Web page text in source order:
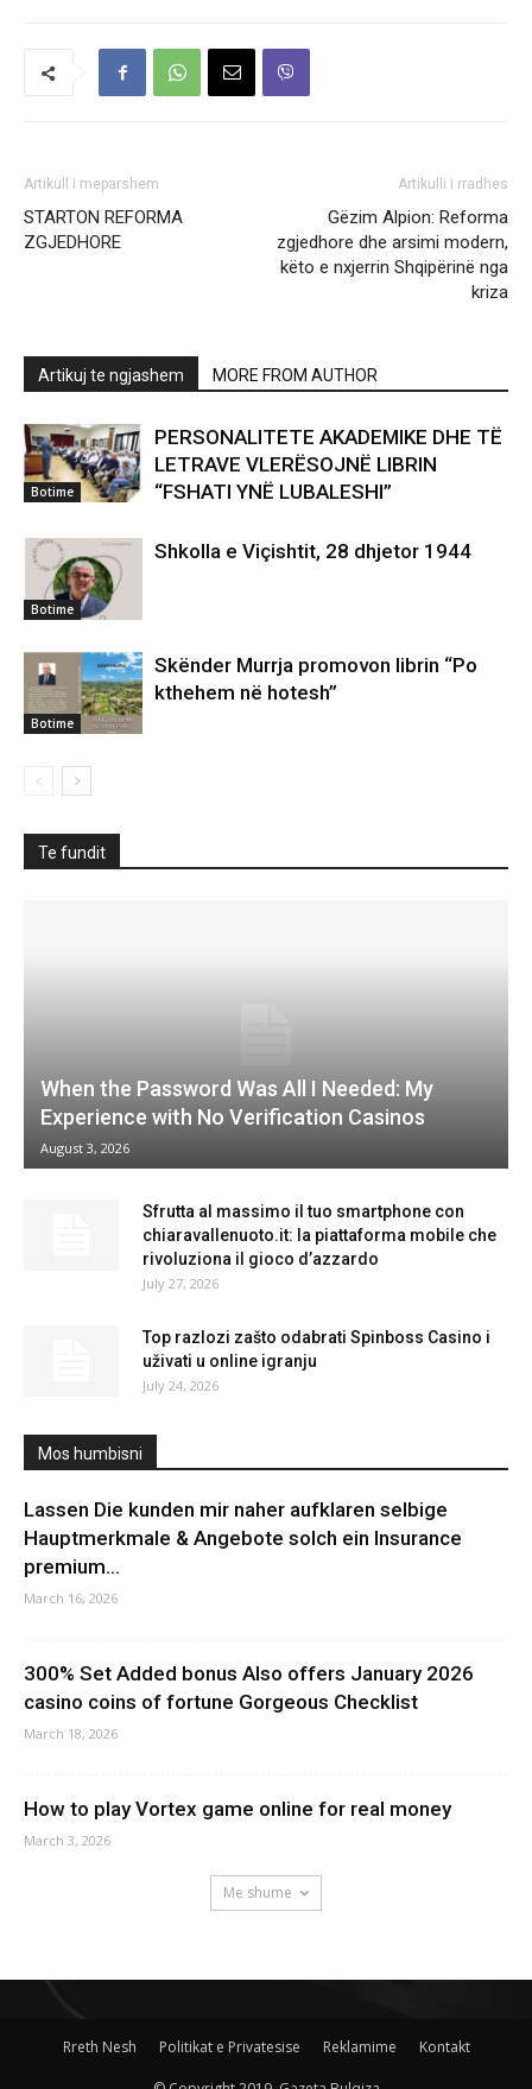
Artikull i meparshem
STARTON REFORMA
ZGJEDHORE
Artikulli i rradhes
Gëzim Alpion: Reforma
zgjedhore dhe arsimi modern,
këto e nxjerrin Shqipërinë nga
kriza
Artikuj te ngjashem MORE FROM AUTHOR
Botime
PERSONALITETE AKADEMIKE DHE TË
LETRAVE VLERËSOJNË LIBRIN
“FSHATI YNË LUBALESHI”
Botime
Shkolla e Viçishtit, 28 dhjetor 1944
Botime
Skënder Murrja promovon librin “Po
kthehem në hotesh”
Te fundit
When the Password Was All I Needed: My
Experience with No Verification Casinos
August 3, 2026
Sfrutta al massimo il tuo smartphone con
chiaravallenuoto.it: la piattaforma mobile che
rivoluziona il gioco d’azzardo
July 27, 2026
Top razlozi zašto odabrati Spinboss Casino i
uživati u online igranju
July 24, 2026
Mos humbisni
Lassen Die kunden mir naher aufklaren selbige
Hauptmerkmale & Angebote solch ein Insurance
premium...
March 16, 2026
300% Set Added bonus Also offers January 2026
casino coins of fortune Gorgeous Checklist
March 18, 2026
How to play Vortex game online for real money
March 3, 2026
Me shume
Rreth Nesh Politikat e Privatesise Reklamime Kontakt